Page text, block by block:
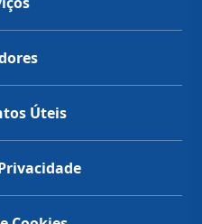
Úteis